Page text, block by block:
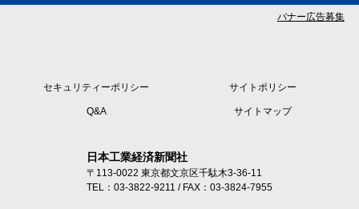
バナー広告募集
セキュリティーポリシー サイトポリシー
Q&A サイトマップ
日本工業経済新聞社
〒113-0022 東京都文京区千駄木3-36-11
TEL：03-3822-9211 / FAX：03-3824-7955